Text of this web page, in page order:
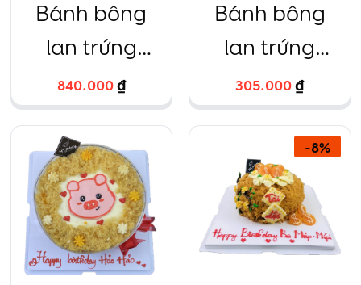
Bánh bông
lan trứng
muối hình chữ
nhật
840.000₫
Bánh bông
lan trứng
muối kèm hoa
baby
305.000₫
-8%